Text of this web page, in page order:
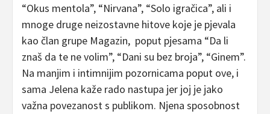
“Okus mentola”, “Nirvana”, “Solo igračica”, ali i
mnoge druge neizostavne hitove koje je pjevala
kao član grupe Magazin, poput pjesama “Da li
znaš da te ne volim”, “Dani su bez broja”, “Ginem”.
Na manjim i intimnijim pozornicama poput ove, i
sama Jelena kaže rado nastupa jer joj je jako
važna povezanost s publikom. Njena sposobnost